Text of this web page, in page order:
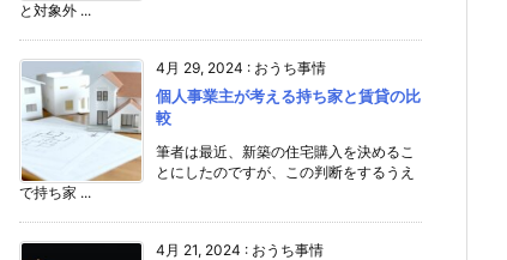
と対象外 ...
4月 29, 2024 : おうち事情
個人事業主が考える持ち家と賃貸の比
較
筆者は最近、新築の住宅購入を決めるこ
とにしたのですが、この判断をするうえ
で持ち家 ...
4月 21, 2024 : おうち事情